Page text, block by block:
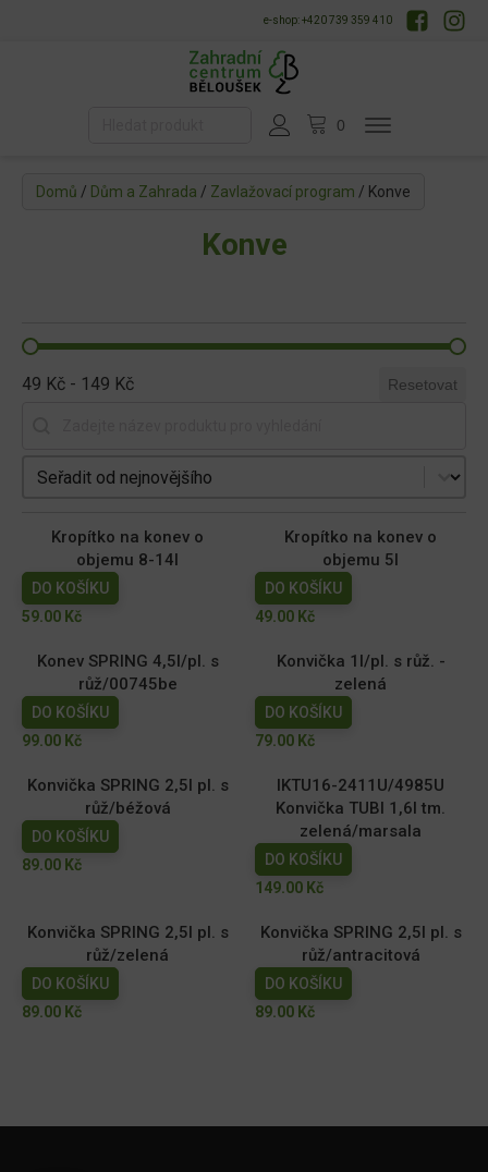
e-shop: +420 739 359 410
Domů / Dům a Zahrada / Zavlažovací program / Konve
Konve
49 Kč - 149 Kč Resetovat
Seřadit produkty
Kropítko na konev o
objemu 8-14l
DO KOŠÍKU
59.00 Kč
Kropítko na konev o
objemu 5l
DO KOŠÍKU
49.00 Kč
Konev SPRING 4,5l/pl. s
růž/00745be
DO KOŠÍKU
99.00 Kč
Konvička 1l/pl. s růž. -
zelená
DO KOŠÍKU
79.00 Kč
Konvička SPRING 2,5l pl. s
růž/béžová
DO KOŠÍKU
89.00 Kč
IKTU16-2411U/4985U
Konvička TUBI 1,6l tm.
zelená/marsala
DO KOŠÍKU
149.00 Kč
Konvička SPRING 2,5l pl. s
růž/zelená
DO KOŠÍKU
89.00 Kč
Konvička SPRING 2,5l pl. s
růž/antracitová
DO KOŠÍKU
89.00 Kč